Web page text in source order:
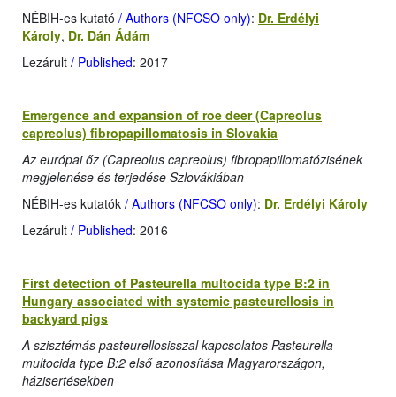
NÉBIH-es kutató / Authors (NFCSO only): Dr. Erdélyi
Károly, Dr. Dán Ádám
Lezárult / Published: 2017
Emergence and expansion of roe deer (Capreolus
capreolus) fibropapillomatosis in Slovakia
Az európai őz (Capreolus capreolus) fibropapillomatózisének
megjelenése és terjedése Szlovákiában
NÉBIH-es kutatók / Authors (NFCSO only): Dr. Erdélyi Károly
Lezárult / Published: 2016
First detection of Pasteurella multocida type B:2 in
Hungary associated with systemic pasteurellosis in
backyard pigs
A szisztémás pasteurellosisszal kapcsolatos Pasteurella
multocida type B:2 első azonosítása Magyarországon,
házisertésekben